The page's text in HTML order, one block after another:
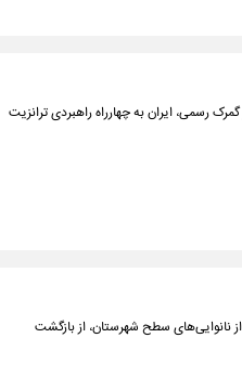
رسمی، ایران به چهارراه راهبردی ترانزیت
نانوایی‌های سطح شهرستان، از بازگشت